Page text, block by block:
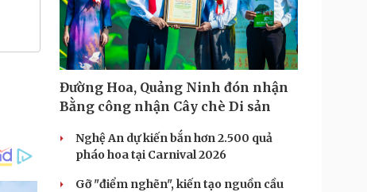
Đường Hoa, Quảng Ninh đón nhận
Bằng công nhận Cây chè Di sản
Nghệ An dự kiến bắn hơn 2.500 quả
pháo hoa tại Carnival 2026
Gỡ "điểm nghẽn", kiến tạo nguồn cầu